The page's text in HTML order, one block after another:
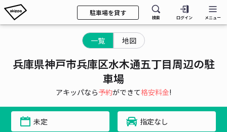
駐車場を貸す
検索 ログイン メニュー
一覧 地図
兵庫県神戸市兵庫区水木通五丁目周辺の駐
車場
アキッパなら予約ができて格安料金!
未定 指定なし